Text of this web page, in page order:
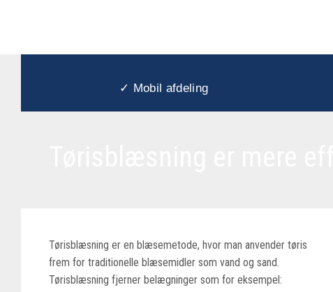
✓ Mobil afdeling
Tørisblæsning er en blæsemetode, hvor man anvender tøris
frem for traditionelle blæsemidler som vand og sand.
Tørisblæsning fjerner belægninger som for eksempel: